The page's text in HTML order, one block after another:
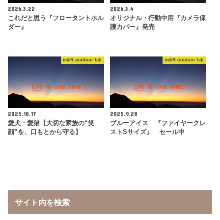
2026.3.22
これだと思う『フロータントホル
ダー』
2026.3.4
オリジナル・行動中用『カメラ保
護カバー』発売
m&R outdoor lab
2025.10.17
愛犬・愛猫【大切な家族の“笑
顔”を、口もとから守る】
m&R outdoor lab
2025.9.28
ブルーアイス 『ファイヤークレ
ストSサイズ』 セール中
サイト内を検索